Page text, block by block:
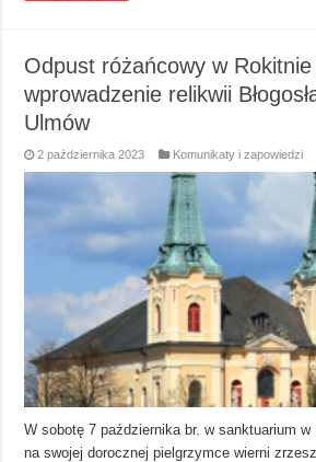
Odpust różańcowy w Rokitnie
wprowadzenie relikwii
Ulmów
2 października 2023 Komunikaty i zapowiedzi
W sobotę 7 października br. w sanktuarium
na swojej dorocznej pielgrzymce wierni